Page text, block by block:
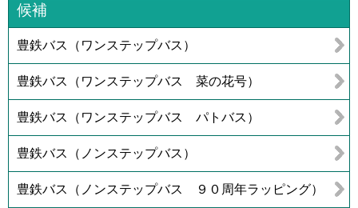
候補
豊鉄バス（ワンステップバス）
豊鉄バス（ワンステップバス 菜の花号）
豊鉄バス（ワンステップバス パトバス）
豊鉄バス（ノンステップバス）
豊鉄バス（ノンステップバス ９０周年ラッピング）